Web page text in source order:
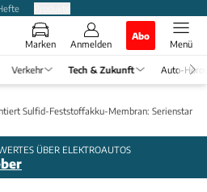
Marken Anmelden
Abo
Menü
Verkehr Tech & Zukunft Auto-
Sulfid-Feststoffakku-Membran: Serienstart
ÜBER ELEKTROAUTOS